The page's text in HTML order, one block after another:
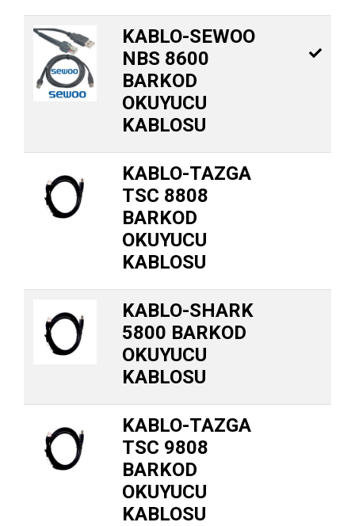
KABLO-SEWOO
NBS 8600
BARKOD
OKUYUCU
KABLOSU
KABLO-TAZGA
TSC 8808
BARKOD
OKUYUCU
KABLOSU
KABLO-SHARK
5800 BARKOD
OKUYUCU
KABLOSU
KABLO-TAZGA
TSC 9808
BARKOD
OKUYUCU
KABLOSU